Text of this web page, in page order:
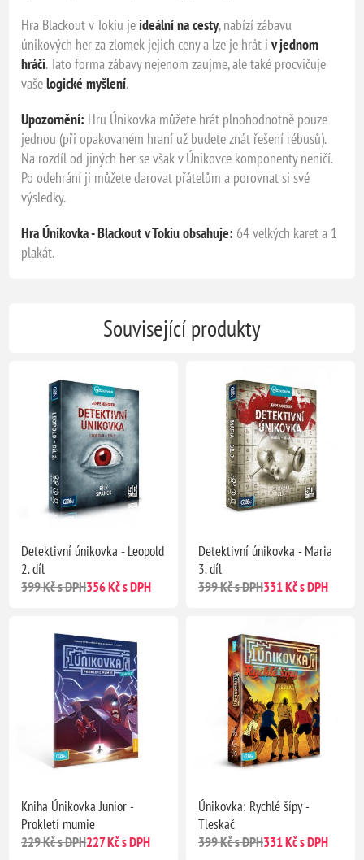
Hra Blackout v Tokiu jeideální na cesty, nabízí zábavu
únikových her za zlomek jejich ceny a lze je hrát iv jednom
hráči. Tato forma zábavy nejenom zaujme, ale také procvičuje
vašelogické myšlení.
Upozornění: Hru Únikovka můžete hrát plnohodnotně pouze
jednou (při opakovaném hraní už budete znát řešení rébusů).
Na rozdíl od jiných her se však v Únikovce komponenty neničí.
Po odehrání ji můžete darovat přátelům a porovnat si své
výsledky.
Hra Únikovka - Blackout v Tokiu obsahuje: 64 velkých karet a 1
plakát.
Související produkty
Detektivní únikovka - Leopold
2. díl
399 Kč s DPH356 Kč s DPH
Detektivní únikovka - Maria
3. díl
399 Kč s DPH331 Kč s DPH
Kniha Únikovka Junior -
Prokletí mumie
229 Kč s DPH227 Kč s DPH
Únikovka: Rychlé šípy -
Tleskač
399 Kč s DPH331 Kč s DPH